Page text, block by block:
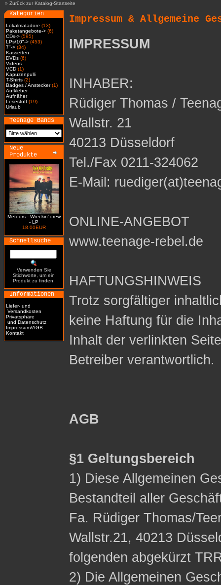
» Zurück zur Katalog-Startseite
Kategorien
Lokalmatadore (13)
Paketangebote-> (6)
CDs-> (595)
LPs/10"-> (453)
7"-> (34)
Kassetten
DVDs (6)
Videos
VCD (1)
Kapuzenpulli
T-Shirts (2)
Badges / Anstecker(1)
Aufkleber
Aufnäher
Lesestoff (19)
Urlaub
Teenage Bands
Neue
Produkte
Meteors - Wreckin' crew
- LP
18.00EUR
Schnellsuche
Verwenden Sie
Stichworte, um ein
Produkt zu finden.
Informationen
Liefer- und
Versandkosten
Privatsphäre
und Datenschutz
Impressum/AGB
Kontakt
Impressum & Allgemeine
IMPRESSUM
INHABER:
Rüdiger Thomas /
Wallstr. 21
40213 Düsseldorf
Tel./Fax 0211-324062
E-Mail:
ONLINE-ANGEBOT
www.teenage-rebel.de
HAFTUNGSHINWEIS
Trotz sorgfältiger
keine Haftung für die
Inhalt der verlinkten
Betreiber verantwortlich.
AGB
§1 Geltungsbereich
1) Diese Allgemeinen
Bestandteil aller
Fa. Rüdiger Thomas/
Wallstr.21, 40213
folgenden abgekürzt
2) Die Allgemeinen